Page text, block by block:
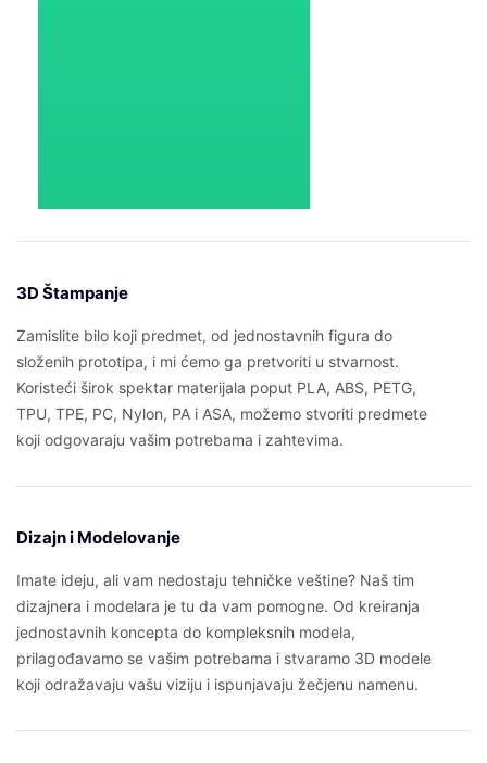
3D Štampanje
Zamislite bilo koji predmet, od jednostavnih figura do
složenih prototipa, i mi ćemo ga pretvoriti u stvarnost.
Koristeći širok spektar materijala poput PLA, ABS, PETG,
TPU, TPE, PC, Nylon, PA i ASA, možemo stvoriti predmete
koji odgovaraju vašim potrebama i zahtevima.
Dizajn i Modelovanje
Imate ideju, ali vam nedostaju tehničke veštine? Naš tim
dizajnera i modelara je tu da vam pomogne. Od kreiranja
jednostavnih koncepta do kompleksnih modela,
prilagođavamo se vašim potrebama i stvaramo 3D modele
koji odražavaju vašu viziju i ispunjavaju žečjenu namenu.